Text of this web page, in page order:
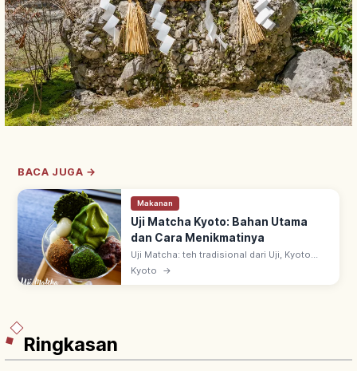
BACA JUGA →
Makanan
Uji Matcha Kyoto: Bahan Utama
dan Cara Menikmatinya
Uji Matcha: teh tradisional dari Uji, Kyoto
selatan—salah satu 3 teh utama Jepang.
Asal era Kamakura ~1191 via benih dari
Kyoto →
Ringkasan